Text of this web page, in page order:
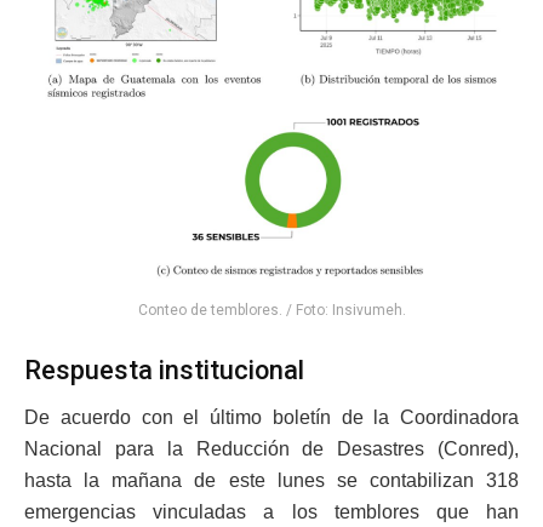
Conteo de temblores. / Foto: Insivumeh.
Respuesta institucional
De acuerdo con el último boletín de la Coordinadora
Nacional para la Reducción de Desastres (Conred),
hasta la mañana de este lunes se contabilizan 318
emergencias vinculadas a los temblores que han